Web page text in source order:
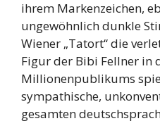
ihrem Markenzeichen,
ungewöhnlich dunkle
Wiener „Tatort“ die
Figur der Bibi Fellner in
Millionenpublikums
sympathische,
gesamten